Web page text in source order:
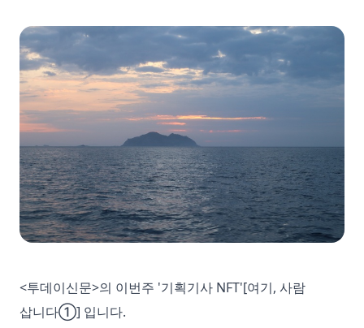
<투데이신문>의 이번주 '기획기사 NFT'[여기, 사람
삽니다①] 입니다.